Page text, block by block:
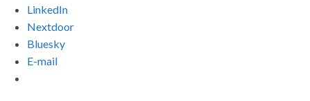
LinkedIn
Nextdoor
Bluesky
E-mail